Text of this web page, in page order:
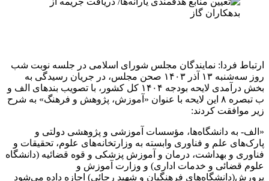
ارتباط فردا: نمایندگان مجلس شورای اسلامی در جلسه نوبت شب
روز سه‌شنبه ۱۳ آذر ۱۴۰۳ صحن مجلس، در جریان رسیدگی به
بخش درآمدی لایحه بودجه ۱۴۰۴ کل کشور، با تصویب بندهای الف و
ب تبصره ۸ این لایحه با عنوان «آموزش، پژوهش و فرهنگ» به شرح
زیر موافقت کردند:
«الف- به دانشگاه‌ها، مؤسسات آموزشی و پژوهشی دولتی و
پارک‌های علم و فناوری وابسته به وزارتخانه‌های علوم، تحقیقات و
فناوری و بهداشت، درمان و آموزش پزشکی و قوه قضائیه (دانشگاه
علوم قضائی و خدمات اداری) و وزارت آموزش و
پرورش(دانشگاه‌های فرهنگیان و شهید رجائی) اجازه داده می‌شود